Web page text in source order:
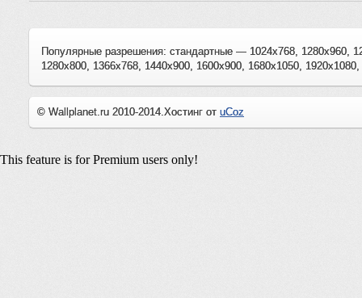
Популярные разрешения: стандартные — 1024x768, 1280x960,
1280x800, 1366x768, 1440x900, 1600x900, 1680x1050,
© Wallplanet.ru 2010-2014.Хостинг от uCoz
This feature is for Premium users only!